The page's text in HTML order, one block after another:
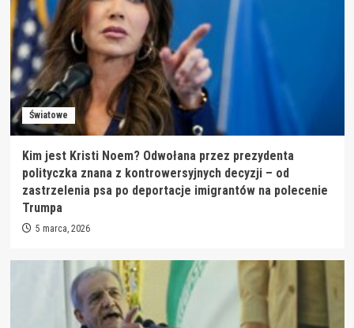
Światowe
Kim jest Kristi Noem? Odwołana przez prezydenta
polityczka znana z kontrowersyjnych decyzji – od
zastrzelenia psa po deportacje imigrantów na polecenie
Trumpa
5 marca, 2026